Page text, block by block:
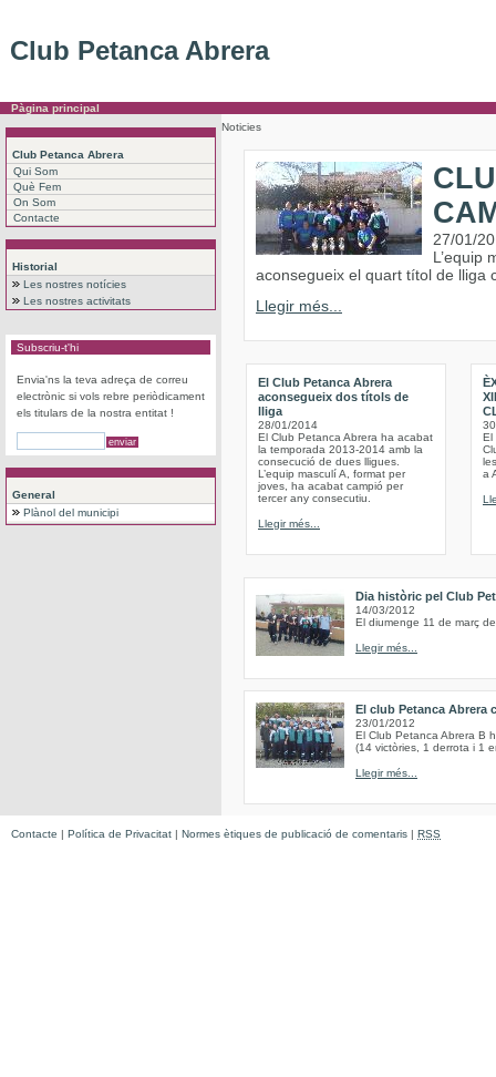
Club Petanca Abrera
Pàgina principal
Club Petanca Abrera
Qui Som
Què Fem
On Som
Contacte
Historial
Les nostres notícies
Les nostres activitats
Subscriu-t'hi
Envia'ns la teva adreça de correu
electrònic si vols rebre periòdicament
els titulars de la nostra entitat !
General
Plànol del municipi
Noticies
27/01/
L’equip
aconsegueix el quart títol de lliga
Llegir més...
El Club Petanca Abrera
aconsegueix dos títols de
lliga
28/01/2014
El Club Petanca Abrera ha acabat
la temporada 2013-2014 amb la
consecució de dues lligues.
L’equip masculí A, format per
joves, ha acabat campió per
tercer any consecutiu.
Llegir més...
El
a
Dia històric pel Club
14/03/2012
El diumenge 11 de març
Llegir més...
El club Petanca Abrera
23/01/2012
El Club Petanca Abrera B
(14 victòries, 1 derrota i 1
Llegir més...
Contacte | Política de Privacitat | Normes ètiques de publicació de comentaris | RSS